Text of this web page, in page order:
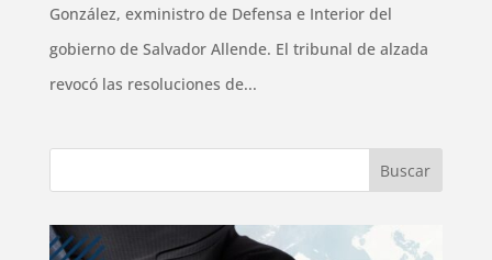
González, exministro de Defensa e Interior del
gobierno de Salvador Allende. El tribunal de alzada
revocó las resoluciones de...